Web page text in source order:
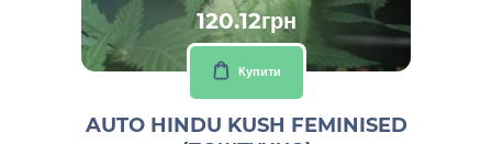
120.12грн
Купити
AUTO HINDU KUSH FEMINISED